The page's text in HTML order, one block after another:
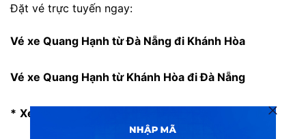
Đặt vé trực tuyến ngay:
Vé xe Quang Hạnh từ Đà Nẵng đi Khánh Hòa
Vé xe Quang Hạnh từ Khánh Hòa đi Đà Nẵng
* Xe Hà Linh